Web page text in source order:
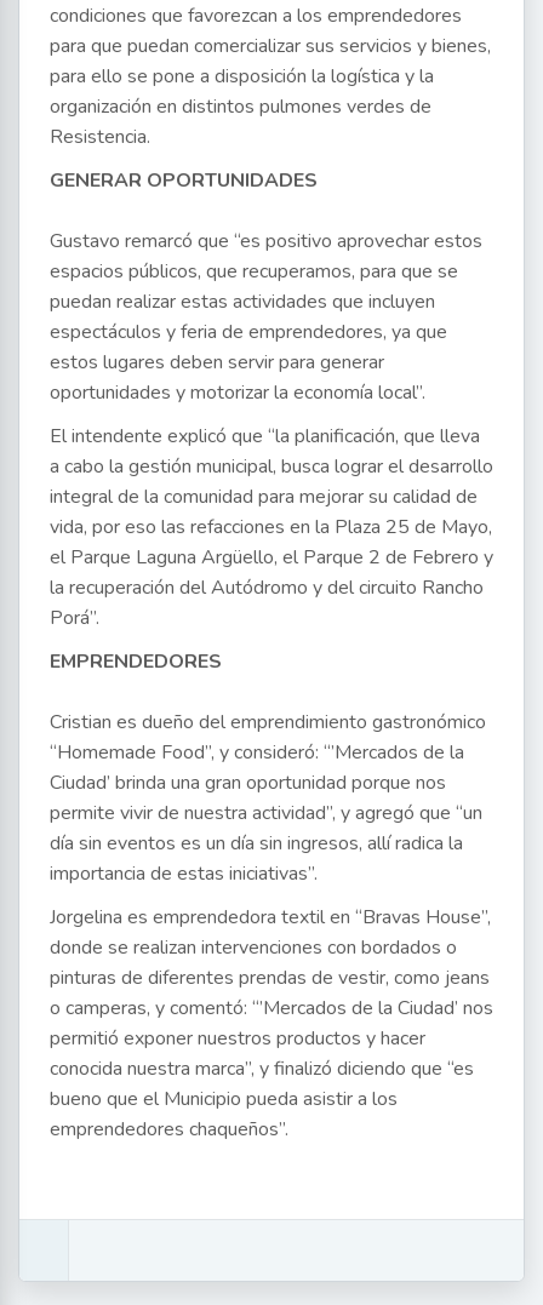
condiciones que favorezcan a los emprendedores
para que puedan comercializar sus servicios y bienes,
para ello se pone a disposición la logística y la
organización en distintos pulmones verdes de
Resistencia.
GENERAR OPORTUNIDADES
Gustavo remarcó que “es positivo aprovechar estos
espacios públicos, que recuperamos, para que se
puedan realizar estas actividades que incluyen
espectáculos y feria de emprendedores, ya que
estos lugares deben servir para generar
oportunidades y motorizar la economía local”.
El intendente explicó que “la planificación, que lleva
a cabo la gestión municipal, busca lograr el desarrollo
integral de la comunidad para mejorar su calidad de
vida, por eso las refacciones en la Plaza 25 de Mayo,
el Parque Laguna Argüello, el Parque 2 de Febrero y
la recuperación del Autódromo y del circuito Rancho
Porá”.
EMPRENDEDORES
Cristian es dueño del emprendimiento gastronómico
“Homemade Food”, y consideró: “’Mercados de la
Ciudad’ brinda una gran oportunidad porque nos
permite vivir de nuestra actividad”, y agregó que “un
día sin eventos es un día sin ingresos, allí radica la
importancia de estas iniciativas”.
Jorgelina es emprendedora textil en “Bravas House”,
donde se realizan intervenciones con bordados o
pinturas de diferentes prendas de vestir, como jeans
o camperas, y comentó: “’Mercados de la Ciudad’ nos
permitió exponer nuestros productos y hacer
conocida nuestra marca”, y finalizó diciendo que “es
bueno que el Municipio pueda asistir a los
emprendedores chaqueños”.